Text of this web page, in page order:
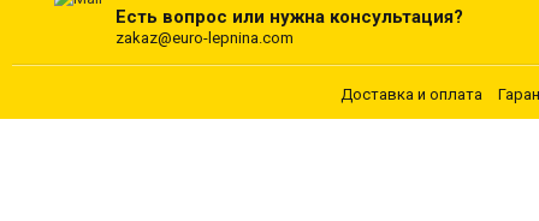
Есть вопрос или нужна консультация?
zakaz@euro-lepnina.com
Доставка и оплата